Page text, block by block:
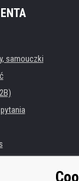
samouczki